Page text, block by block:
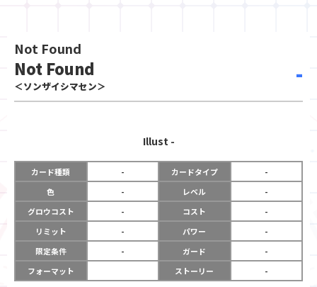
Not Found
Not Found
＜ソンザイシマセン＞ -
Illust -
カード種類 - カードタイプ
-
色
- レベル
-
グロウコスト
- コスト
-
リミット
- パワー
-
限定条件
- ガード
-
フォーマット
ストーリー -